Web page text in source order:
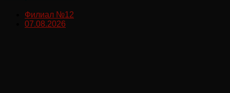
Филиал №12
07.08.2026